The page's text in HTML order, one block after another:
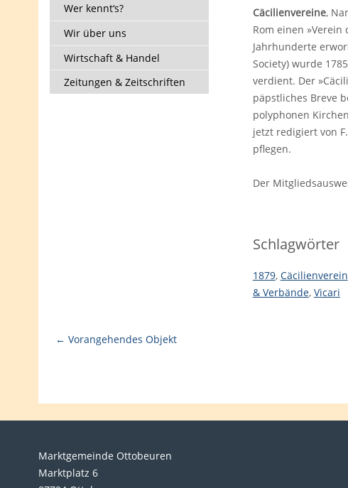
Wer kennt‘s?
Wir über uns
Wirtschaft & Handel
Zeitungen & Zeitschriften
Cäcilienvereine,
Rom einen
Jahrhunderte
Society) wurde
verdient. Der
päpstliches Breve
polyphonen
jetzt redigiert von
pflegen.
Der
Schlagwörter
1879, Cäcilienverein
& Verbände, Vicari
← Vorangehendes Objekt
Marktgemeinde Ottobeuren
Marktplatz 6